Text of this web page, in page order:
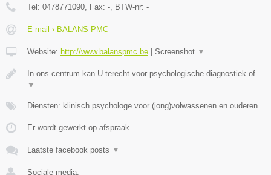
Tel: 0478771090, Fax: -, BTW-nr: -
E-mail › BALANS PMC
Website: http://www.balanspmc.be Screenshot ▼
In ons centrum kan U terecht voor psychologische diagnostiek of
▼
Diensten: klinisch psychologe voor (jong)volwassenen en ouderen
Er wordt gewerkt op afspraak.
Laatste facebook posts ▼
Sociale media: